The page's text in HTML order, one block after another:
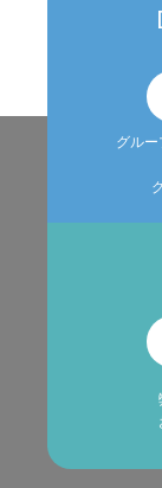
グル